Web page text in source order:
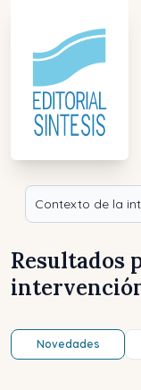
Resultados
Novedades